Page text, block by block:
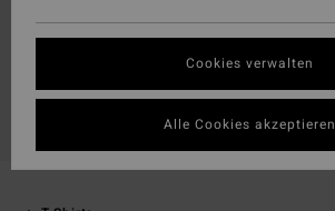
Cookies verwalten
Alle Cookies akzeptieren